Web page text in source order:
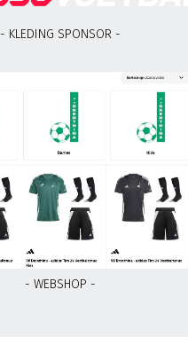
- KLEDING SPONSOR -
- WEBSHOP -